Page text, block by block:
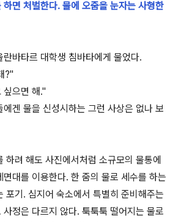
면 처벌한다. 물에 오줌을 눈자는 사형한
바타르 대학생 침바타에게 물었다.
?"
싶으면 해."
겐 물을 신성시하는 그런 사상은 없나 보
하려 해도 사진에서처럼 소규모의 물통에
대를 이용한다. 한 줌의 물로 세수를 하는
포기. 심지어 숙소에서 특별히 준비해주는
사정은 다르지 않다. 툭툭툭 떨어지는 물로